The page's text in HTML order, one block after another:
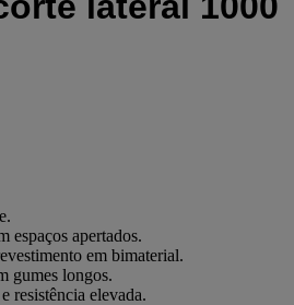
espaços apertados.
em bimaterial.
gumes longos.
resistência elevada.